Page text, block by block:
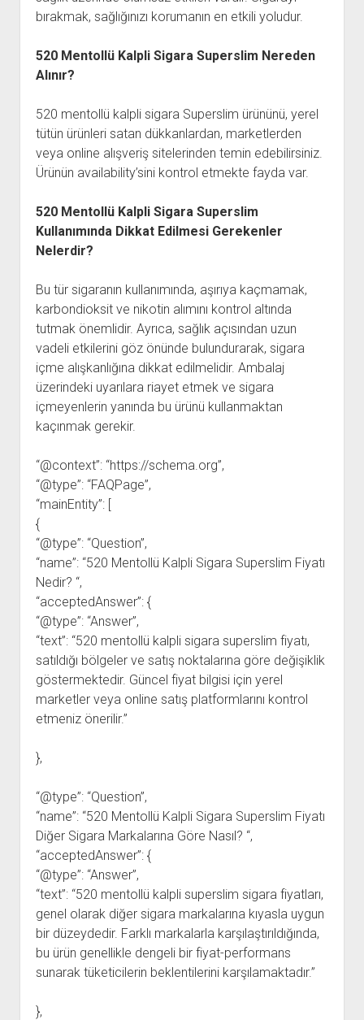
bırakmak, sağlığınızı korumanın en etkili yoludur.
520 Mentollü Kalpli Sigara Superslim Nereden
Alınır?
520 mentollü kalpli sigara Superslim ürününü, yerel
tütün ürünleri satan dükkanlardan, marketlerden
veya online alışveriş sitelerinden temin edebilirsiniz.
Ürünün availability’sini kontrol etmekte fayda var.
520 Mentollü Kalpli Sigara Superslim
Kullanımında Dikkat Edilmesi Gerekenler
Nelerdir?
Bu tür sigaranın kullanımında, aşırıya kaçmamak,
karbondioksit ve nikotin alımını kontrol altında
tutmak önemlidir. Ayrıca, sağlık açısından uzun
vadeli etkilerini göz önünde bulundurarak, sigara
içme alışkanlığına dikkat edilmelidir. Ambalaj
üzerindeki uyarılara riayet etmek ve sigara
içmeyenlerin yanında bu ürünü kullanmaktan
kaçınmak gerekir.
“@context”: “https://schema.org”,
“@type”: “FAQPage”,
“mainEntity”: [
{
“@type”: “Question”,
“name”: “520 Mentollü Kalpli Sigara Superslim Fiyatı
Nedir? “,
“acceptedAnswer”: {
“@type”: “Answer”,
“text”: “520 mentollü kalpli sigara superslim fiyatı,
satıldığı bölgeler ve satış noktalarına göre değişiklik
göstermektedir. Güncel fiyat bilgisi için yerel
marketler veya online satış platformlarını kontrol
etmeniz önerilir.”
},
“@type”: “Question”,
“name”: “520 Mentollü Kalpli Sigara Superslim Fiyatı
Diğer Sigara Markalarına Göre Nasıl? “,
“acceptedAnswer”: {
“@type”: “Answer”,
“text”: “520 mentollü kalpli superslim sigara fiyatları,
genel olarak diğer sigara markalarına kıyasla uygun
bir düzeydedir. Farklı markalarla karşılaştırıldığında,
bu ürün genellikle dengeli bir fiyat-performans
sunarak tüketicilerin beklentilerini karşılamaktadır.”
},